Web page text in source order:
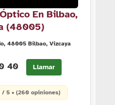
En Bilbao,
(48005)
48005 Bilbao, Vizcaya
40 Llamar
/ 5 • (260 opiniones)